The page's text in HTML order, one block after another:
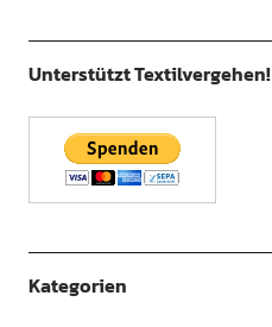
Unterstützt Textilvergehen!
Kategorien